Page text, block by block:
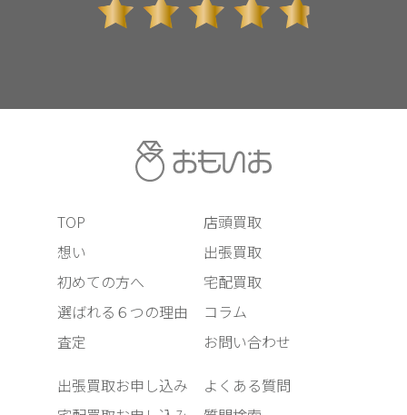
TOP
想い
初めての方へ
選ばれる６つの理由
査定
店頭買取
出張買取
宅配買取
コラム
お問い合わせ
出張買取お申し込み
よくある質問